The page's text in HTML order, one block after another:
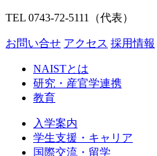
TEL 0743-72-5111（代表）
お問い合せ アクセス 採用情報
NAISTとは
研究・産官学連携
教育
入学案内
学生支援・キャリア
国際交流・留学